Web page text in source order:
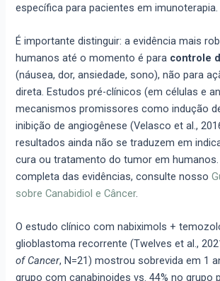
específica para pacientes em imunoterapia.
É importante distinguir: a evidência mais
humanos até o momento é para controle
(náusea, dor, ansiedade, sono), não para
direta. Estudos pré-clínicos (em células e
mecanismos promissores como indução
inibição de angiogênese (Velasco et al.,
resultados ainda não se traduzem em
cura ou tratamento do tumor em
completa das evidências, consulte nosso
sobre Canabidiol e Câncer.
O estudo clínico com nabiximols +
glioblastoma recorrente (Twelves et al.,
of Cancer, N=21) mostrou sobrevida em 1
grupo com canabinoides vs. 44% no grupo